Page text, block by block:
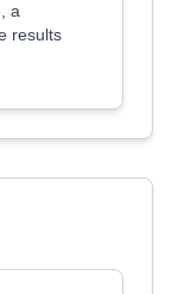
a
results